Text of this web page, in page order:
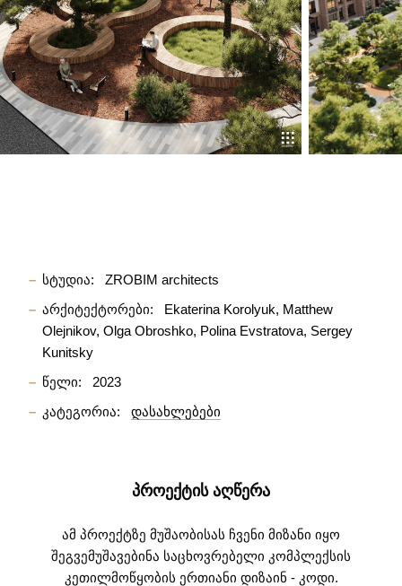
სტუდია:
ZROBIM architects
არქიტექტორები:
Ekaterina Korolyuk Matthew
Olejnikov Olga Obroshko Polina Evstratova Sergey
Kunitsky
წელი:
2023
კატეგორია:
დასახლებები
ᲞᲠᲝᲔᲥᲢᲘᲡ ᲐᲦᲬᲔᲠᲐ
ამ პროექტზე მუშაობისას ჩვენი მიზანი იყო
შეგვემუშავებინა საცხოვრებელი კომპლექსის
კეთილმოწყობის ერთიანი დიზაინ - კოდი.